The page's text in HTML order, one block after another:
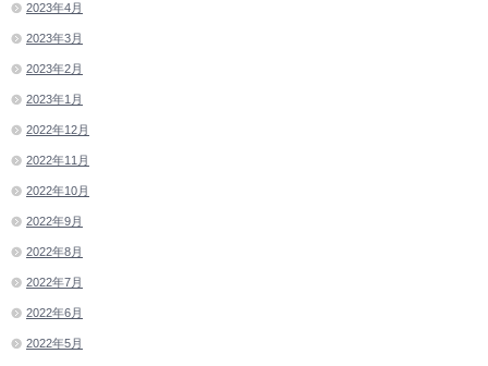
2023年4月
2023年3月
2023年2月
2023年1月
2022年12月
2022年11月
2022年10月
2022年9月
2022年8月
2022年7月
2022年6月
2022年5月